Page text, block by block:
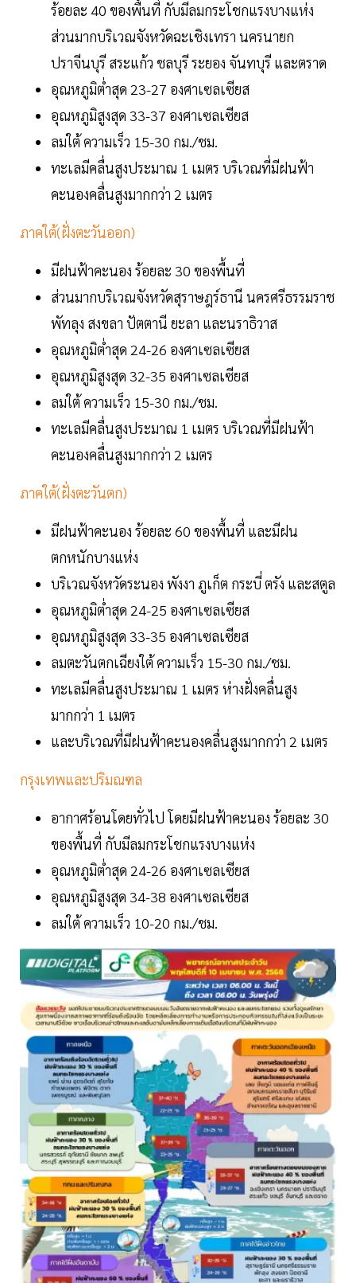
ร้อยละ 40 ของพื้นที่ กับมีลมกระโชกแรงบางแห่ง
ส่วนมากบริเวณจังหวัดฉะเชิงเทรา นครนายก
ปราจีนบุรี สระแก้ว ชลบุรี ระยอง จันทบุรี และตราด
อุณหภูมิต่ำสุด 23-27 องศาเซลเซียส
อุณหภูมิสูงสุด 33-37 องศาเซลเซียส
ลมใต้ ความเร็ว 15-30 กม./ชม.
ทะเลมีคลื่นสูงประมาณ 1 เมตร บริเวณที่มีฝนฟ้า
คะนองคลื่นสูงมากกว่า 2 เมตร
ภาคใต้(ฝั่งตะวันออก)
มีฝนฟ้าคะนอง ร้อยละ 30 ของพื้นที่
ส่วนมากบริเวณจังหวัดสุราษฎร์ธานี นครศรีธรรมราช
พัทลุง สงขลา ปัตตานี ยะลา และนราธิวาส
อุณหภูมิต่ำสุด 24-26 องศาเซลเซียส
อุณหภูมิสูงสุด 32-35 องศาเซลเซียส
ลมใต้ ความเร็ว 15-30 กม./ชม.
ทะเลมีคลื่นสูงประมาณ 1 เมตร บริเวณที่มีฝนฟ้า
คะนองคลื่นสูงมากกว่า 2 เมตร
ภาคใต้(ฝั่งตะวันตก)
มีฝนฟ้าคะนอง ร้อยละ 60 ของพื้นที่ และมีฝน
ตกหนักบางแห่ง
บริเวณจังหวัดระนอง พังงา ภูเก็ต กระบี่ ตรัง และสตูล
อุณหภูมิต่ำสุด 24-25 องศาเซลเซียส
อุณหภูมิสูงสุด 33-35 องศาเซลเซียส
ลมตะวันตกเฉียงใต้ ความเร็ว 15-30 กม./ชม.
ทะเลมีคลื่นสูงประมาณ 1 เมตร ห่างฝั่งคลื่นสูง
มากกว่า 1 เมตร
และบริเวณที่มีฝนฟ้าคะนองคลื่นสูงมากกว่า 2 เมตร
กรุงเทพและปริมณฑล
อากาศร้อนโดยทั่วไป โดยมีฝนฟ้าคะนอง ร้อยละ 30
ของพื้นที่ กับมีลมกระโชกแรงบางแห่ง
อุณหภูมิต่ำสุด 24-26 องศาเซลเซียส
อุณหภูมิสูงสุด 34-38 องศาเซลเซียส
ลมใต้ ความเร็ว 10-20 กม./ชม.